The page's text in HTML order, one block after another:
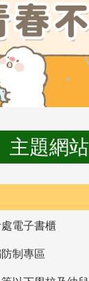
主題網站
電子書櫃
制專區